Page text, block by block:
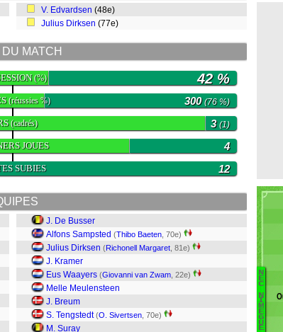
V. Edvardsen (48e)
Julius Dirksen (77e)
MATCH
(%) 42 %
(réussies %) 300(76 %)
(cadrés) 3(1)
JOUES 4
SUBIES 12
J. De Busser
Alfons Sampsted (Thibo Baeten , 70e)
Julius Dirksen (Richonell Margaret , 81e)
J. Kramer
Eus Waayers (Giovanni van Zwam , 22e)
Melle Meulensteen
J. Breum
S. Tengstedt (O. Sivertsen , 70e)
M. Suray
N
E
C
N
I
M
È
G
U
E